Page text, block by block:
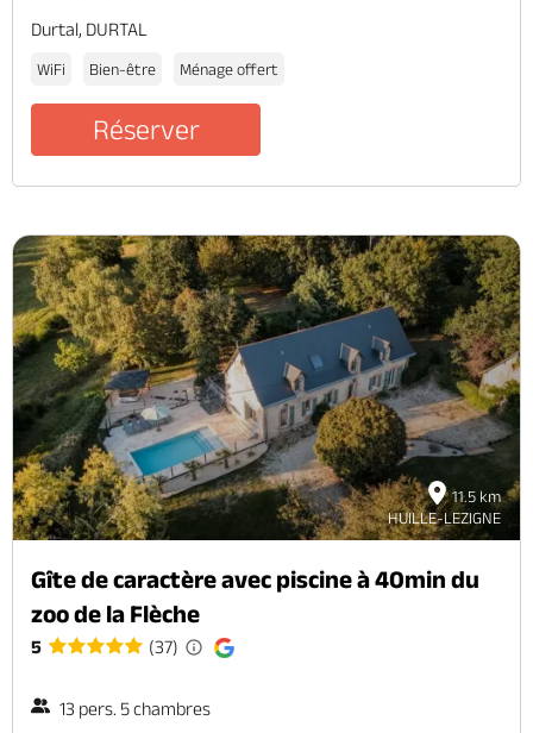
Durtal, DURTAL
WiFi Bien-être Ménage offert
Réserver
11.5 km
HUILLE-LEZIGNE
Gîte de caractère avec piscine à 40min du
zoo de la Flèche
5 (37)
13 pers. 5 chambres